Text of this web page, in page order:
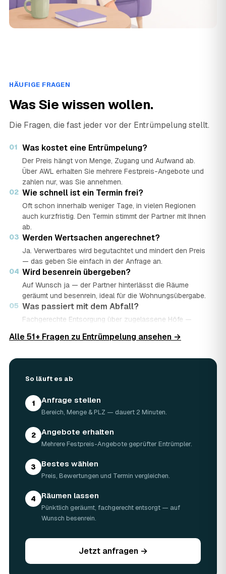
HÄUFIGE FRAGEN
Was Sie wissen wollen.
Die Fragen, die fast jeder vor der Entrümpelung stellt.
01 Was kostet eine Entrümpelung?
Der Preis hängt von Menge, Zugang und Aufwand ab.
Über AWL erhalten Sie mehrere Festpreis-Angebote und
zahlen nur, was Sie annehmen.
02 Wie schnell ist ein Termin frei?
Oft schon innerhalb weniger Tage, in vielen Regionen
auch kurzfristig. Den Termin stimmt der Partner mit Ihnen
ab.
03 Werden Wertsachen angerechnet?
Ja. Verwertbares wird begutachtet und mindert den Preis
— das geben Sie einfach in der Anfrage an.
04 Wird besenrein übergeben?
Auf Wunsch ja — der Partner hinterlässt die Räume
geräumt und besenrein, ideal für die Wohnungsübergabe.
05 Was passiert mit dem Abfall?
Fachgerechte Entsorgung über zugelassene Höfe —
Nachweis.
Angebote und entscheiden in Ruhe.
Alle 51+ Fragen zu Entrümpelung ansehen →
So läuft es ab
1 Anfrage stellen
Bereich, Menge & PLZ — dauert 2 Minuten.
2 Angebote erhalten
Mehrere Festpreis-Angebote geprüfter Entrümpler.
3 Bestes wählen
Preis, Bewertungen und Termin vergleichen.
4 Räumen lassen
Pünktlich geräumt, fachgerecht entsorgt — auf
Wunsch besenrein.
Jetzt anfragen →